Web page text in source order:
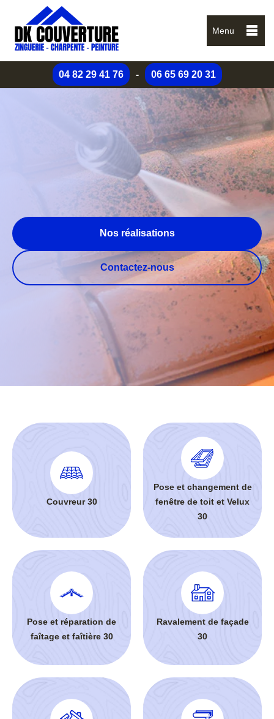
Menu
04 82 29 41 76 - 06 65 69 20 31
Nos réalisations
Contactez-nous
Couvreur 30
Pose et changement de
fenêtre de toit et Velux
30
Pose et réparation de
faîtage et faîtière 30
Ravalement de façade
30